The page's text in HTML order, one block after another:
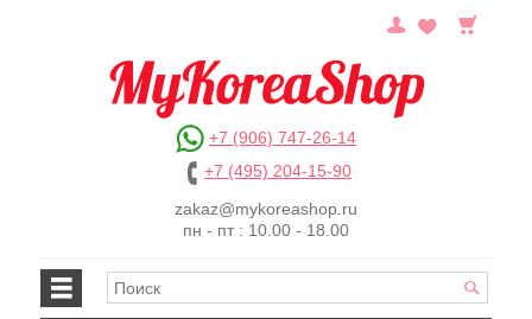
+7 (906) 747-26-14
+7 (495) 204-15-90
zakaz@mykoreashop.ru
пн - пт : 10.00 - 18.00